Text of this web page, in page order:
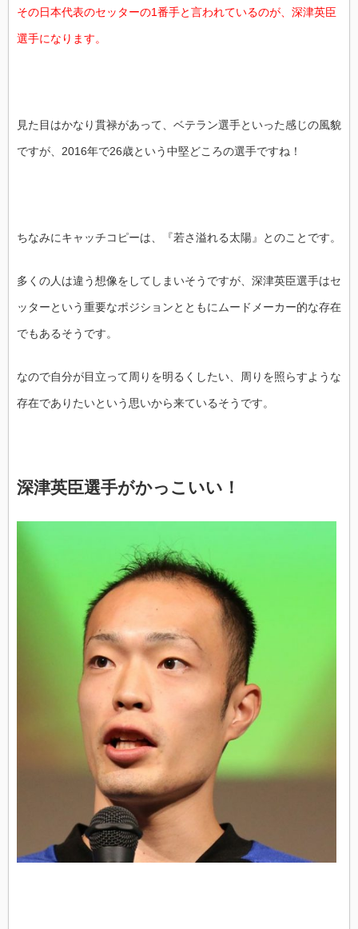
その日本代表のセッターの1番手と言われているのが、深津英臣
選手になります。
見た目はかなり貫禄があって、ベテラン選手といった感じの風貌
ですが、2016年で26歳という中堅どころの選手ですね！
ちなみにキャッチコピーは、『若さ溢れる太陽』とのことです。
多くの人は違う想像をしてしまいそうですが、深津英臣選手はセ
ッターという重要なポジションとともにムードメーカー的な存在
でもあるそうです。
なので自分が目立って周りを明るくしたい、周りを照らすような
存在でありたいという思いから来ているそうです。
深津英臣選手がかっこいい！